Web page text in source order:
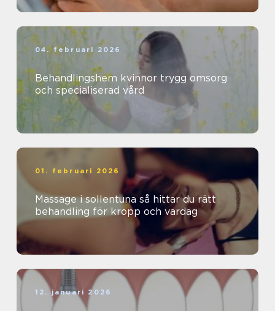
04. februari 2026
Behandlingshem kvinnor trygg omsorg
och specialiserad vård
01. februari 2026
Massage i sollentuna så hittar du rätt
behandling för kropp och vardag
12. januari 2026